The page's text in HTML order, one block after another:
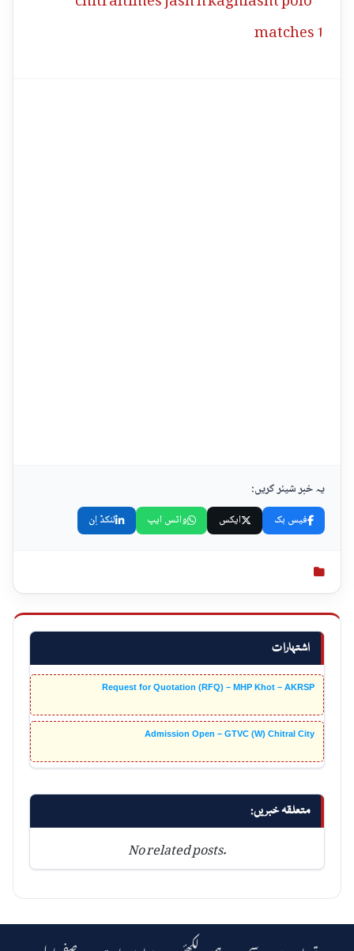
اشتہارات
Request for Quotation (RFQ) – MHP Khot – AKRSP
Admission Open – GTVC (W) Chitral City
متعلقہ خبریں:
No related posts.
یہ خبر شیئر کریں:
فیس بک ایکس واٹس ایپ لنکڈ اِن